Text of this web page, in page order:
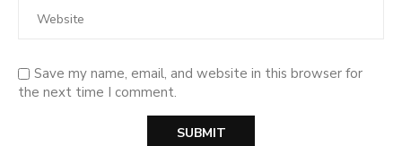
Save my name, email, and website in this browser for
the next time I comment.